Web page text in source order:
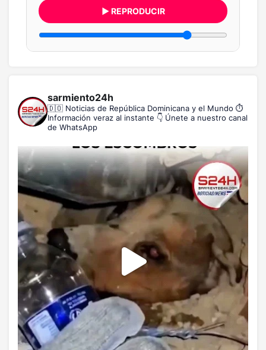
▶ REPRODUCIR
sarmiento24h
🇩🇴 Noticias de República Dominicana y el Mundo ⏱️
Información veraz al instante 👇 Únete a nuestro canal
de WhatsApp